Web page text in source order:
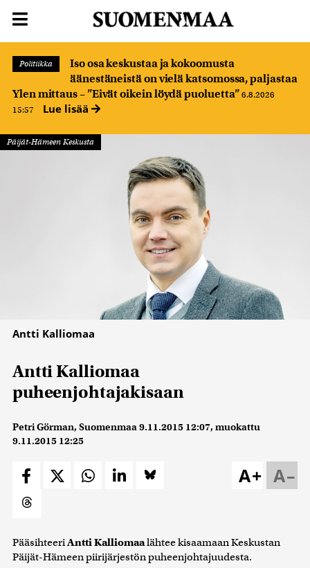
Politiikka
Iso osa keskustaa ja kokoomusta
äänestäneistä on vielä katsomossa, paljastaa
Ylen mittaus – ”Eivät oikein löydä puoluetta” 6.8.2026
15:57
Lue lisää
Päijät-Hämeen Keskusta
Antti Kalliomaa
Antti Kalliomaa
puheenjohtajakisaan
Petri Görman, Suomenmaa9.11.2015 12:07, muokattu
9.11.2015 12:25
A–
A+
PääsihteeriAntti Kalliomaalähtee kisaamaan Keskustan
Päijät-Hämeen piirijärjestön puheenjohtajuudesta.